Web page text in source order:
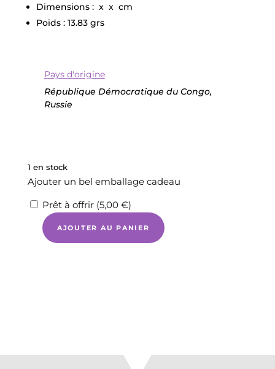
Dimensions : x x cm
Poids : 13.83 grs
Pays d'origine
République Démocratique du Congo,
Russie
1 en stock
Ajouter un bel emballage cadeau
Prêt à offrir (5,00 €)
quantité
AJOUTER AU PANIER